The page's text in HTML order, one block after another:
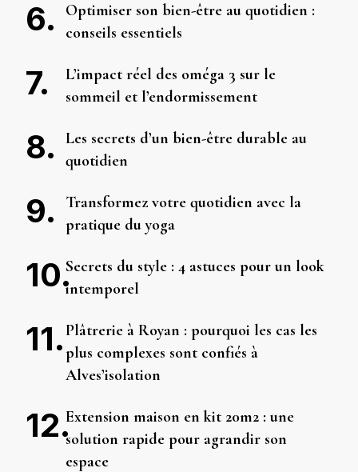
Optimiser son bien-être au quotidien :
conseils essentiels
L’impact réel des oméga 3 sur le
sommeil et l’endormissement
Les secrets d’un bien-être durable au
quotidien
Transformez votre quotidien avec la
pratique du yoga
Secrets du style : 4 astuces pour un look
intemporel
Plâtrerie à Royan : pourquoi les cas les
plus complexes sont confiés à
Alves’isolation
Extension maison en kit 20m2 : une
solution rapide pour agrandir son
espace